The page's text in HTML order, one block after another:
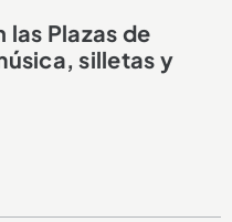
las Plazas de
silletas y